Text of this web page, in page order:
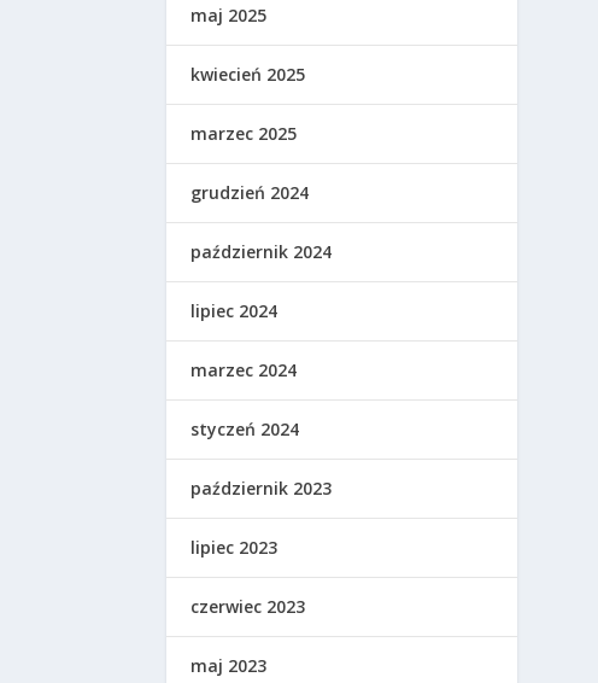
maj 2025
kwiecień 2025
marzec 2025
grudzień 2024
październik 2024
lipiec 2024
marzec 2024
styczeń 2024
październik 2023
lipiec 2023
czerwiec 2023
maj 2023